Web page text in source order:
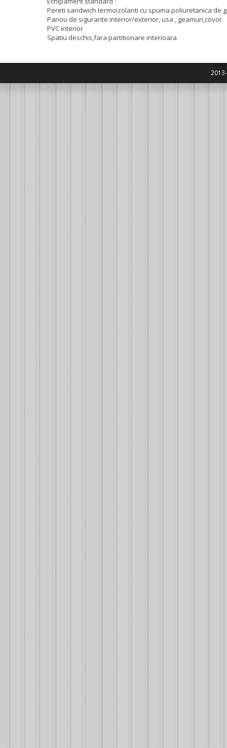
Pereti sandwich termoizolanti cu spuma poliuretanica de
Panou de sigurante interior/exterior, usa , geamuri,covor
PVC interior
Spatiu deschis,fara partitionare interioara